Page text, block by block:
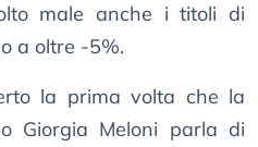
male anche i titoli di
a oltre -5%.
la prima volta che la
Giorgia Meloni parla di